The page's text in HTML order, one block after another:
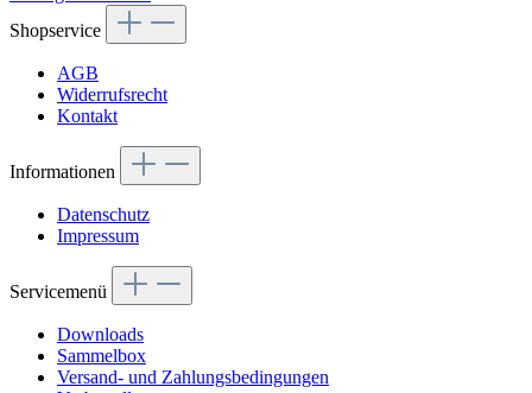
Shopservice
AGB
Widerrufsrecht
Kontakt
Informationen
Datenschutz
Impressum
Servicemenü
Downloads
Sammelbox
Versand- und Zahlungsbedingungen